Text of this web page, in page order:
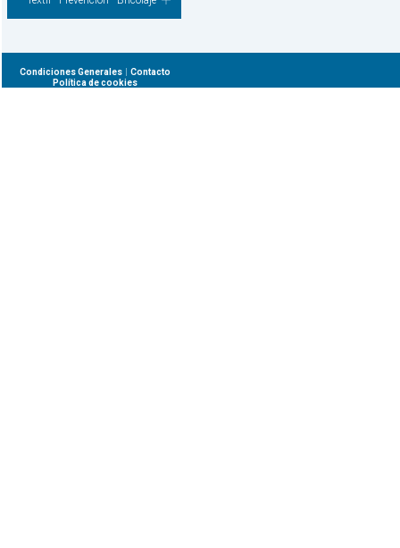
Condiciones Generales| Contacto
Política de cookies